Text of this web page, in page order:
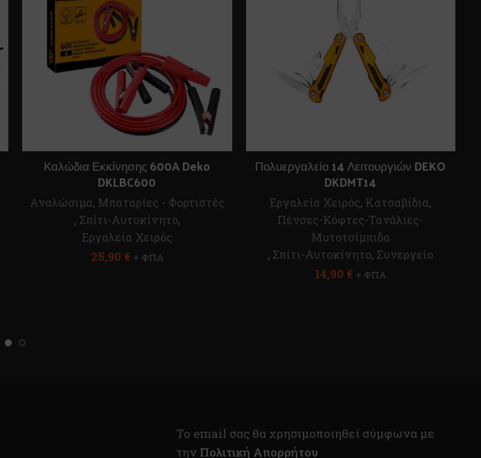
Καλώδια Εκκίνησης 600A Deko
DKLBC600
Αναλώσιμα, Μπαταρίες - Φορτιστές
, Σπίτι-Αυτοκίνητο,
Εργαλεία Χειρός
25,90 € + ΦΠΑ
Πολυεργαλείο 14 Λειτουργιών DEKO
DKDMT14
Εργαλεία Χειρός, Κατσαβίδια,
Πένσες-Κόφτες-Τανάλιες-
Μυτοτσίμπιδα
, Σπίτι-Αυτοκίνητο, Συνεργείο
14,90 € + ΦΠΑ
To email σας θα χρησιμοποιηθεί σύμφωνα με
την Πολιτική Απορρήτου